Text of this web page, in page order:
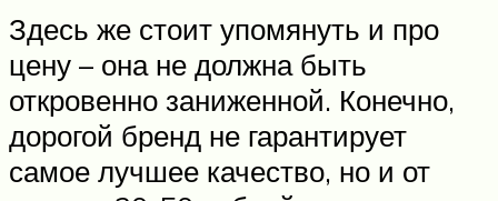
Здесь же стоит упомянуть и про
цену – она не должна быть
откровенно заниженной. Конечно,
дорогой бренд не гарантирует
самое лучшее качество, но и от